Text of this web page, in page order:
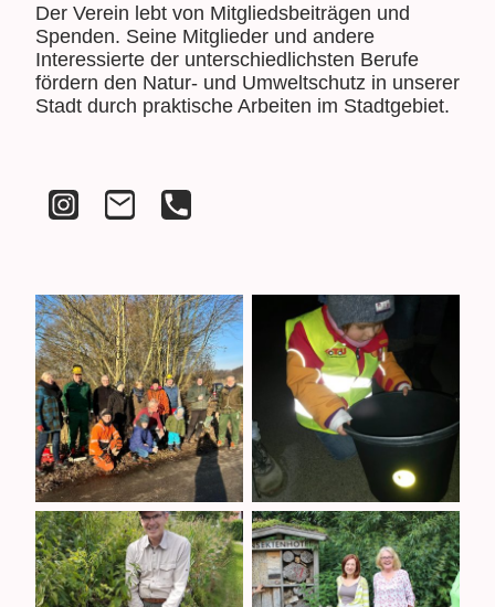
Der Verein lebt von Mitgliedsbeiträgen und
Spenden. Seine Mitglieder und andere
Interessierte der unterschiedlichsten Berufe
fördern den Natur- und Umweltschutz in unserer
Stadt durch praktische Arbeiten im Stadtgebiet.